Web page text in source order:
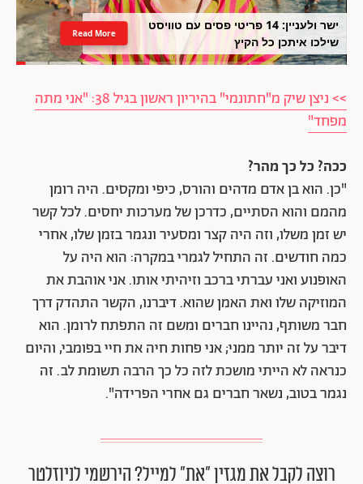
ישר ולעניין: 14 פריטי פסים עם טוויסט
שילכו איתכן כל הקיץ
Read More
>> ניצן שיק מ"חתונמי" בהיריון ראשון בגיל 38: "אני מתה
מפחד"
ככה? כל כך מהר?
"כן. הוא בן אדם מדהים והורס, כיפי ומקסים. היה רומן
מהמם והוא הסתיים, כדרכן של מערכות יחסים. לכל קשר
יש זמן משלו, וזה היה קצר ומסעיר ונגמר בזמן שלו, אחרי
כמה חודשים. זה התחיל לגמרי במקרה: הוא היה על
האופנוע ואני עברתי ברכב וזיהיתי אותו. אני אוהבת את
המוזיקה שלו ואת האמן שהוא. דיברנו, הקשר התהדק דרך
חבר משותף, נהיינו חברים ומשם זה התפתח לרומן. הוא
דיבר על זה יותר ממני; אני פחות חיה את חיי בפומבי, והיום
כנראה לא הייתי מושכת לזה כל כך הרבה תשומת לב. זה
נגמר בטוב, נשאר חברים גם אחרי הפרידה".
רוצה לקבל את מגזין ״את״ למייל? הירשמי לניוזלטר